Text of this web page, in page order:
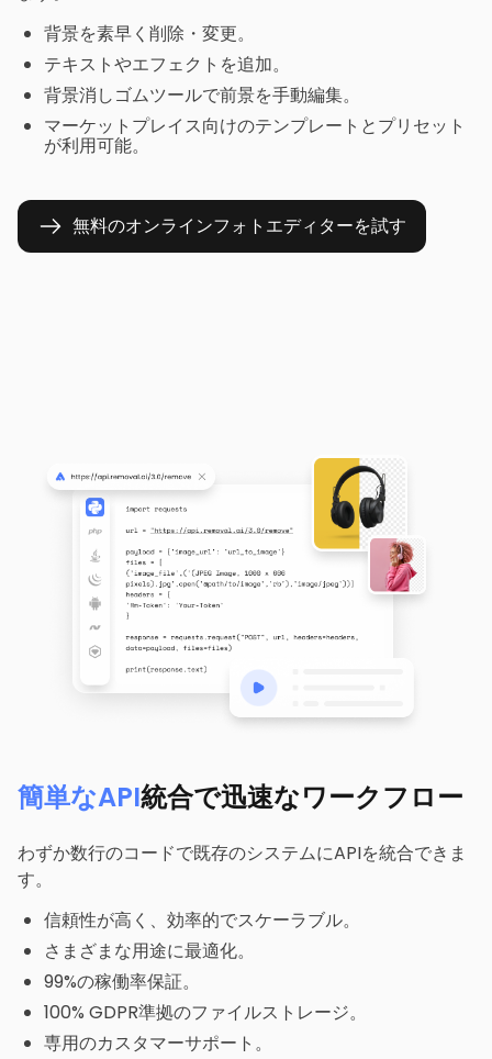
背景を素早く削除・変更。
テキストやエフェクトを追加。
背景消しゴムツールで前景を手動編集。
マーケットプレイス向けのテンプレートとプリセット
が利用可能。
無料のオンラインフォトエディターを試す
簡単なAPI統合で迅速なワークフロー
わずか数行のコードで既存のシステムにAPIを統合できま
す。
信頼性が高く、効率的でスケーラブル。
さまざまな用途に最適化。
99%の稼働率保証。
100% GDPR準拠のファイルストレージ。
専用のカスタマーサポート。